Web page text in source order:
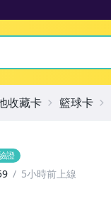
證
5小時前上線
收藏卡 籃球卡